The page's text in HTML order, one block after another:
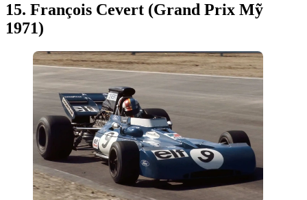
François Cevert (Grand Prix Mỹ
1971)